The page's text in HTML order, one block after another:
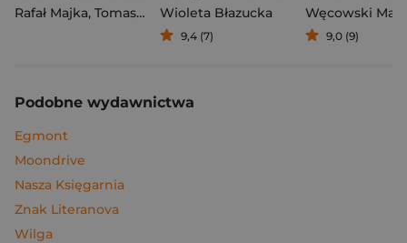
Rafał Majka, Tomasz Kalemba
Wioleta Błazucka
9,4 (7)
Węcowski
9,0 (9)
Podobne wydawnictwa
Egmont
Moondrive
Nasza Księgarnia
Znak Literanova
Wilga